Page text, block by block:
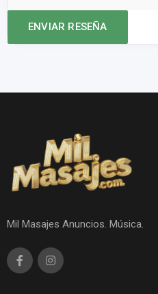
Mil Masajes Anuncios. Música.